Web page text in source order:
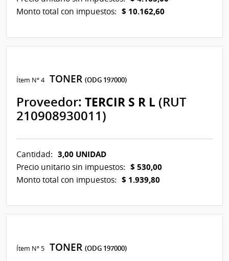
Monto total con impuestos: $ 10.162,60
Ítem Nº 4 TONER(ODG 197000)
Proveedor:TERCIR S R L (RUT
210908930011)
Cantidad: 3,00 UNIDAD
Precio unitario sin impuestos: $ 530,00
Monto total con impuestos: $ 1.939,80
Ítem Nº 5 TONER(ODG 197000)